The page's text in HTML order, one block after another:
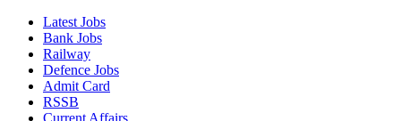
Latest Jobs
Bank Jobs
Railway
Defence Jobs
Admit Card
RSSB
Current Affairs